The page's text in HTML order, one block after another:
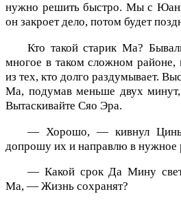
нужно решить быстро. Мы с
он закроет дело, потом будет
Кто такой старик Ма?
многое в таком сложном
из тех, кто долго раздумывает.
Ма, подумав меньше двух
Вытаскивайте Сяо Эра.
— Хорошо, — кивнул
допрошу их и направлю в нужное
— Какой срок Да Мину
Ма, — Жизнь сохранят?